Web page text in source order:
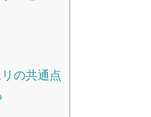
の共通点